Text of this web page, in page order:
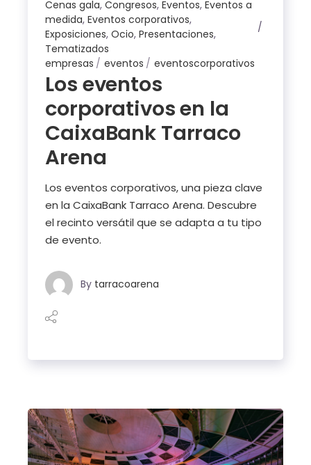
Cenas gala,Congresos,Eventos,Eventos a
medida,Eventos corporativos,
Exposiciones,Ocio,Presentaciones,
Tematizados
empresas
eventos eventoscorporativos
Los eventos
corporativos en la
CaixaBank Tarraco
Arena
Los eventos corporativos, una pieza clave
en la CaixaBank Tarraco Arena. Descubre
el recinto versátil que se adapta a tu tipo
de evento.
By tarracoarena